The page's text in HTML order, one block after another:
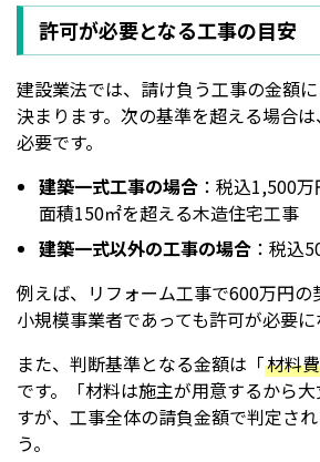
許可が必要となる工事の目安
建設業法では、請け負う工事の金額
決まります。次の基準を超える場合
必要です。
建築一式工事の場合 ：税込1,500
面積150㎡を超える木造住宅工事
建築一式以外の工事の場合 ：税込
例えば、リフォーム工事で600万円の
小規模事業者であっても許可が必要に
また、判断基準となる金額は「材料
です。「材料は施主が用意するから
すが、工事全体の請負金額で判定さ
う。